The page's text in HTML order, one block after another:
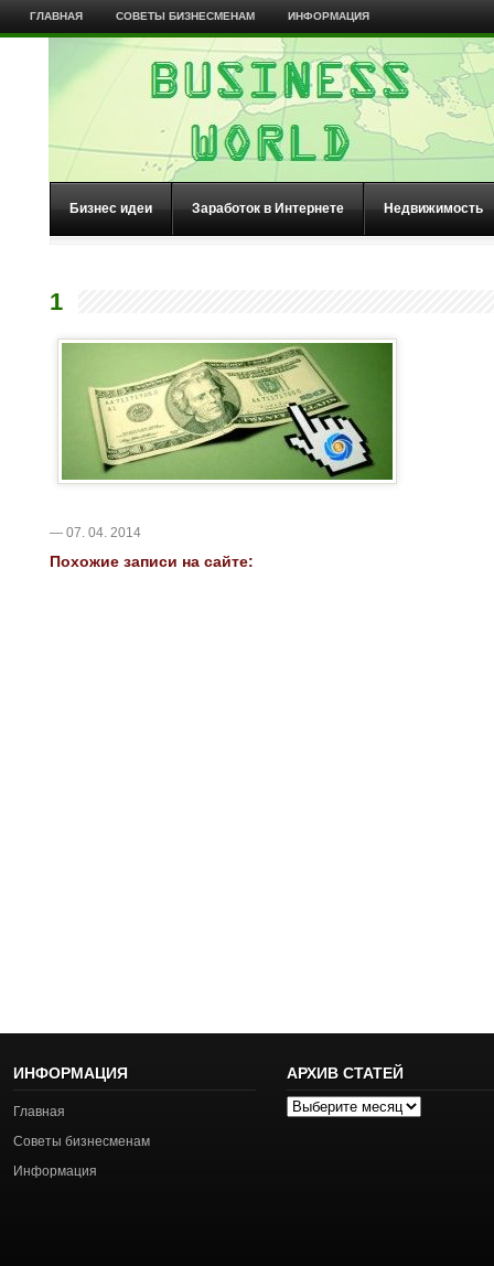
ГЛАВНАЯ СОВЕТЫ БИЗНЕСМЕНАМ ИНФОРМАЦИЯ
Бизнес идеи Заработок в Интернете Недвижимость
1
— 07. 04. 2014
Похожие записи на сайте:
ИНФОРМАЦИЯ
Главная
Советы бизнесменам
Информация
АРХИВ СТАТЕЙ
Архив